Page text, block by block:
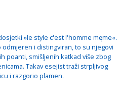
»le style c'est l'homme męme«.
i distingviran, to su njegovi
poanti, smišljenih katkad više zbog
Takav esejist traži strpljivog
i razgorio plamen.